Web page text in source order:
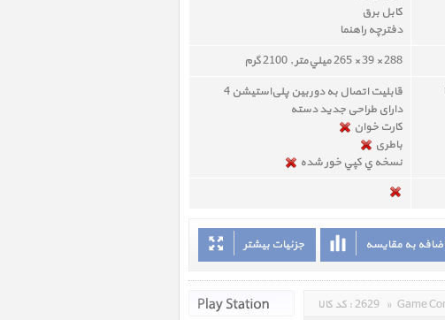
کابل برق
دفترچه راهنما
288 × 39 × 265 ميلي‌متر , 2100 گرم
قابلیت اتصال به دوربین پلی‌استیشن 4
دارای طراحی جدید دسته
کارت خوان
باطری
نسخه ي کپي خور شده
جزئیات بیشتر اضافه به مقایسه
کد کالا : 2629 »